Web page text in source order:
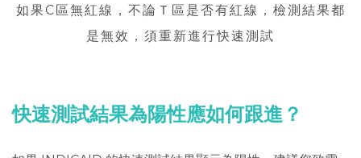
如果C區無紅線，不論Ｔ區是否有紅線，檢測結果都
是無效，須重新進行快速測試
快速測試結果為陽性應如何跟進？